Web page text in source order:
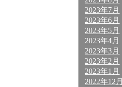
2023年7月
2023年6月
2023年5月
2023年4月
2023年3月
2023年2月
2023年1月
2022年12月